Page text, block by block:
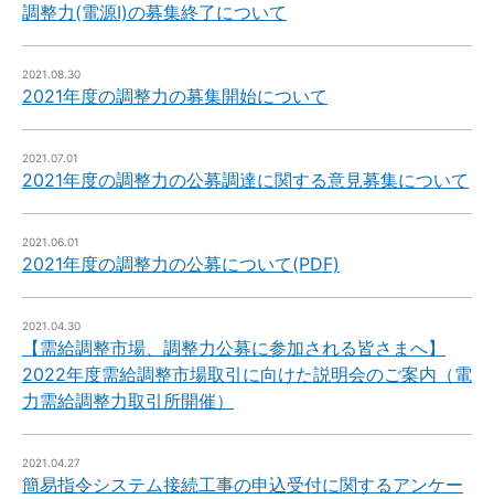
調整力(電源Ⅰ)の募集終了について
2021.08.30
2021年度の調整力の募集開始について
2021.07.01
2021年度の調整力の公募調達に関する意見募集について
2021.06.01
2021年度の調整力の公募について(PDF)
2021.04.30
【需給調整市場、調整力公募に参加される皆さまへ】
2022年度需給調整市場取引に向けた説明会のご案内（電
力需給調整力取引所開催）
2021.04.27
簡易指令システム接続工事の申込受付に関するアンケー